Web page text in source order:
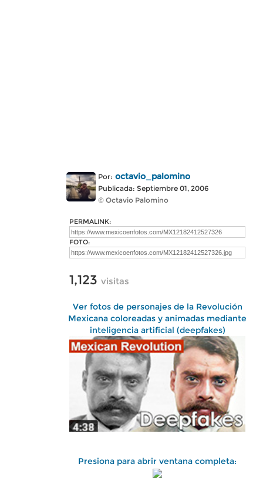
Por: octavio_palomino
Publicada: Septiembre 01, 2006
© Octavio Palomino
PERMALINK:
FOTO:
1,123 visitas
Ver fotos de personajes de la Revolución
Mexicana coloreadas y animadas mediante
inteligencia artificial (deepfakes)
Presiona para abrir ventana completa: